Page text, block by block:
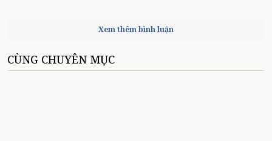
Xem thêm bình luận
CÙNG CHUYÊN MỤC